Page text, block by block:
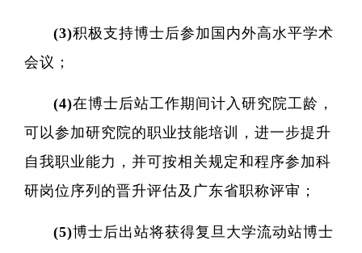
分子与
创新
创新药物
(3)积极支持博士后参加国内外高水平学术
会议；
(4)在博士后站工作期间计入研究院工龄，
可以参加研究院的职业技能培训，进一步提升
自我职业能力，并可按相关规定和程序参加科
研岗位序列的晋升评估及广东省职称评审；
(5)博士后出站将获得复旦大学流动站博士